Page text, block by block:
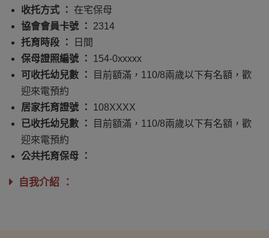
收托方式 ： 在宅保母
協會會員卡號 ：
2314
托育時段 ：
日間
保母證照編號 ：
154-0xxxxx
可收托幼兒數 ：
目前額滿，110/8兩歲以下有名額，歡
迎來電預約
居家托育證號 ：
108XXXX
已收托幼兒數 ：
目前額滿，110/8兩歲以下有名額，歡
迎來電預約
公共托育保母 ：
自我介紹 ：